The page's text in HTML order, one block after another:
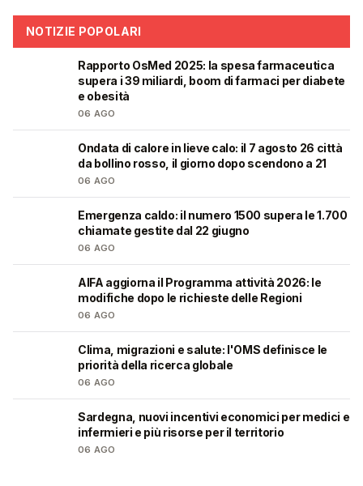
NOTIZIE POPOLARI
Rapporto OsMed 2025: la spesa farmaceutica
supera i 39 miliardi, boom di farmaci per diabete
e obesità
06 AGO
Ondata di calore in lieve calo: il 7 agosto 26 città
da bollino rosso, il giorno dopo scendono a 21
06 AGO
Emergenza caldo: il numero 1500 supera le 1.700
chiamate gestite dal 22 giugno
06 AGO
AIFA aggiorna il Programma attività 2026: le
modifiche dopo le richieste delle Regioni
06 AGO
Clima, migrazioni e salute: l'OMS definisce le
priorità della ricerca globale
06 AGO
Sardegna, nuovi incentivi economici per medici e
infermieri e più risorse per il territorio
06 AGO